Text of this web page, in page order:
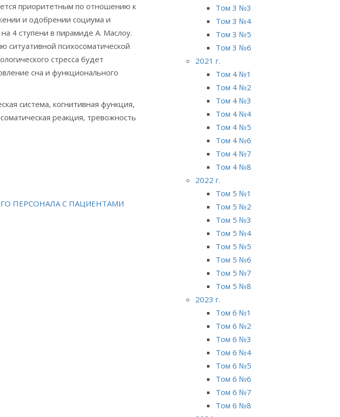
приоритетным по отношению к
и одобрении социума и
4 ступени в пирамиде А. Маслоу.
ситуативной психосоматической
стресса будет
сна и функционального
система, когнитивная функция,
реакция, тревожность
ПЕРСОНАЛА С ПАЦИЕНТАМИ
Том 3 №3
Том 3 №4
Том 3 №5
Том 3 №6
2021 г.
Том 4 №1
Том 4 №2
Том 4 №3
Том 4 №4
Том 4 №5
Том 4 №6
Том 4 №7
Том 4 №8
2022 г.
Том 5 №1
Том 5 №2
Том 5 №3
Том 5 №4
Том 5 №5
Том 5 №6
Том 5 №7
Том 5 №8
2023 г.
Том 6 №1
Том 6 №2
Том 6 №3
Том 6 №4
Том 6 №5
Том 6 №6
Том 6 №7
Том 6 №8